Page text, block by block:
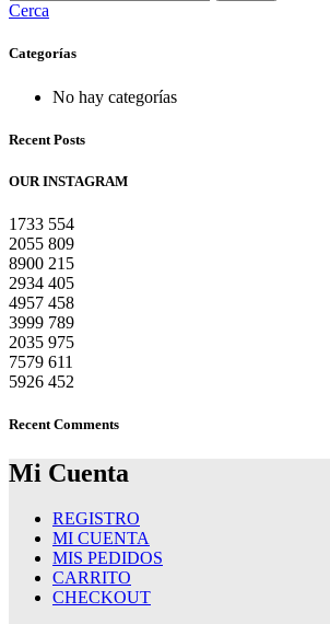
Cerca
Categorías
No hay categorías
Recent Posts
OUR INSTAGRAM
1733 554
2055 809
8900 215
2934 405
4957 458
3999 789
2035 975
7579 611
5926 452
Recent Comments
Mi Cuenta
REGISTRO
MI CUENTA
MIS PEDIDOS
CARRITO
CHECKOUT